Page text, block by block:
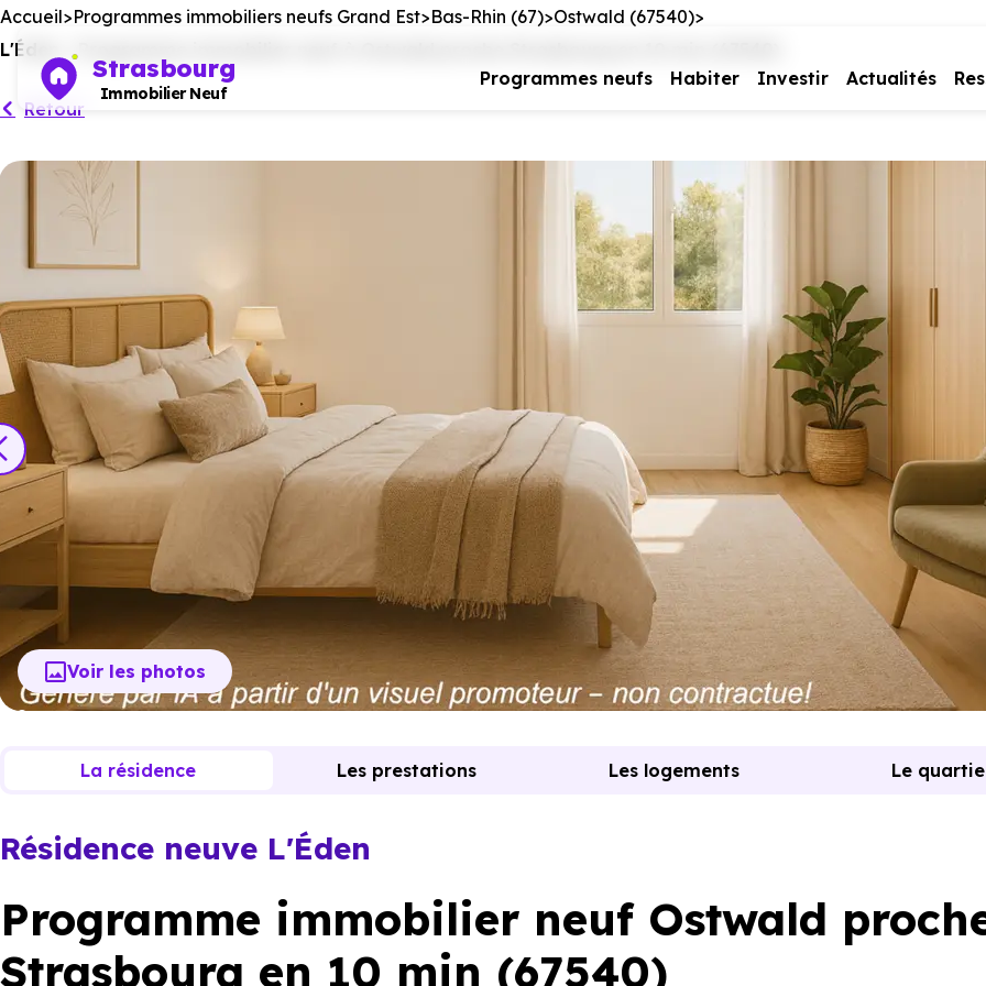
Strasbourg
Immobilier Neuf
Programmes neufs Habiter Investir Actualités
Accueil Programmes immobiliers neufs Grand Est Bas-Rhin (67) Ostwald (67540)
L'Éden - Programme immobilier neuf à Ostwald proche Strasbourg en 10 min (67540)
Retour
Voir les photos
Résidence neuve L'Éden
Programme immobilier neuf Ostwald
Strasbourg en 10 min (67540)
La résidence Les prestations Les logements Le